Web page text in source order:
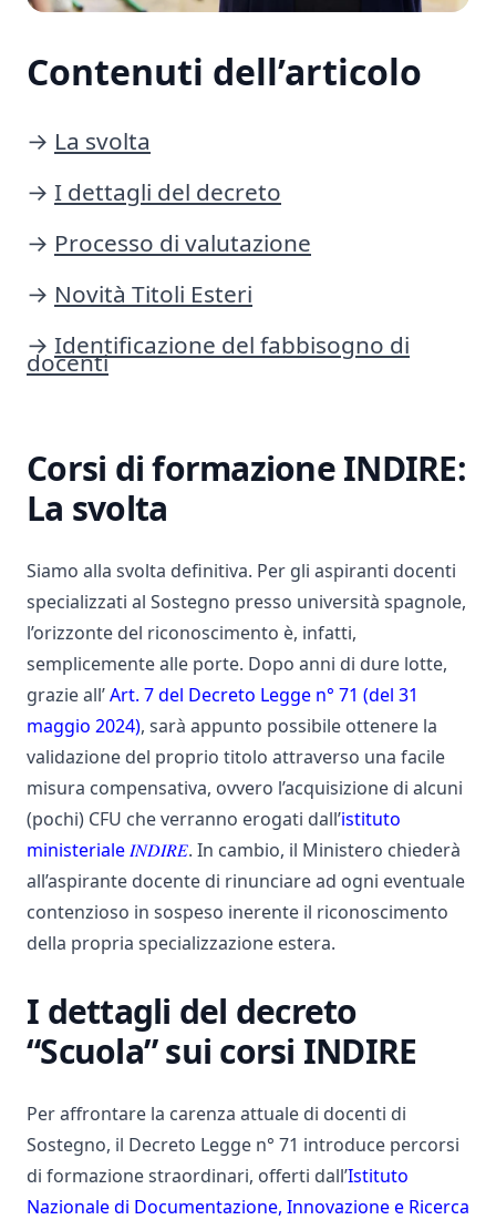
Contenuti dell’articolo
→ La svolta
→ I dettagli del decreto
→ Processo di valutazione
→ Novità Titoli Esteri
→ Identificazione del fabbisogno di
docenti
Corsi di formazione INDIRE:
La svolta
Siamo alla svolta definitiva. Per gli aspiranti docenti
specializzati al Sostegno presso università spagnole,
l’orizzonte del riconoscimento è, infatti,
semplicemente alle porte. Dopo anni di dure lotte,
grazie all’Art. 7 del Decreto Legge n° 71 (del 31
maggio 2024), sarà appunto possibile ottenere la
validazione del proprio titolo attraverso una facile
misura compensativa, ovvero l’acquisizione di alcuni
(pochi) CFU che verranno erogati dall’istituto
ministeriale 𝐼𝑁𝐷𝐼𝑅𝐸. In cambio, il Ministero chiederà
all’aspirante docente di rinunciare ad ogni eventuale
contenzioso in sospeso inerente il riconoscimento
della propria specializzazione estera.
I dettagli del decreto
“Scuola” sui corsi INDIRE
Per affrontare la carenza attuale di docenti di
Sostegno, il Decreto Legge n° 71 introduce percorsi
di formazione straordinari, offerti dall’Istituto
Nazionale di Documentazione, Innovazione e Ricerca